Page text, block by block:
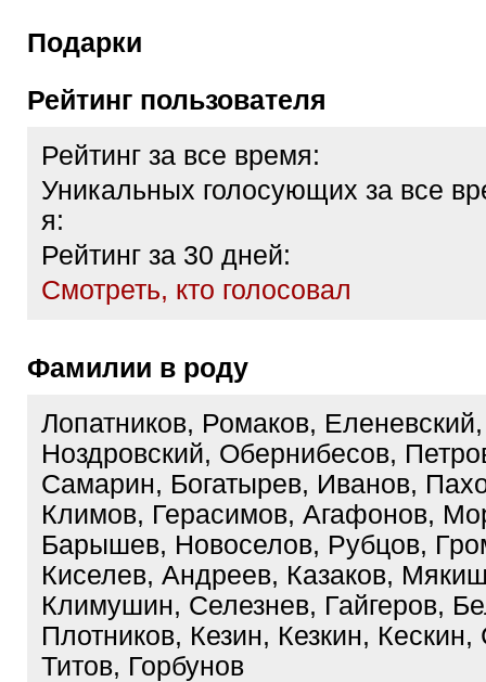
Подарки
Рейтинг пользователя
Рейтинг за все время:
Уникальных голосующих за все
я:
Рейтинг за 30 дней:
Cмотреть, кто голосовал
Фамилии в роду
Лопатников, Ромаков,
Ноздровский, Обернибесов,
Самарин, Богатырев, Иванов,
Климов, Герасимов, Агафонов,
Барышев, Новоселов, Рубцов,
Киселев, Андреев, Казаков,
Климушин, Селезнев, Гайгеров,
Плотников, Кезин, Кезкин, Кескин,
Титов, Горбунов